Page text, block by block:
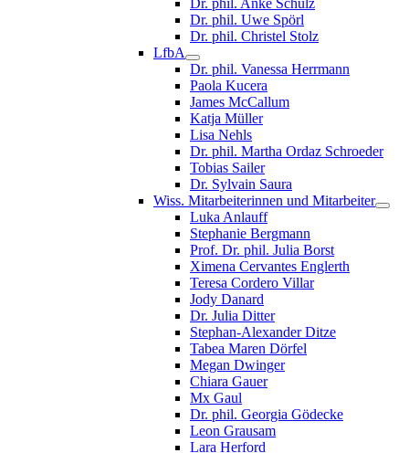
Dr. phil. Uwe Spörl
Dr. phil. Christel Stolz
LfbA
Dr. phil. Vanessa Herrmann
Paola Kucera
James McCallum
Katja Müller
Lisa Nehls
Dr. phil. Martha Ordaz Schroeder
Tobias Sailer
Dr. Sylvain Saura
Wiss. Mitarbeiterinnen und Mitarbeiter
Luka Anlauff
Stephanie Bergmann
Prof. Dr. phil. Julia Borst
Ximena Cervantes Englerth
Teresa Cordero Villar
Jody Danard
Dr. Julia Ditter
Stephan-Alexander Ditze
Tabea Maren Dörfel
Megan Dwinger
Chiara Gauer
Mx Gaul
Dr. phil. Georgia Gödecke
Leon Grausam
Lara Herford